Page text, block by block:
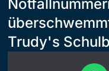
Trudy's